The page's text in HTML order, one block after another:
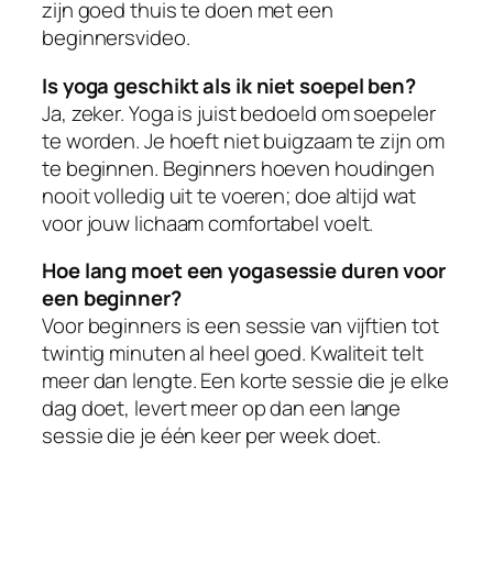
zijn goed thuis te doen met een
beginnersvideo.
Is yoga geschikt als ik niet soepel ben?
Ja, zeker. Yoga is juist bedoeld om soepeler
te worden. Je hoeft niet buigzaam te zijn om
te beginnen. Beginners hoeven houdingen
nooit volledig uit te voeren; doe altijd wat
voor jouw lichaam comfortabel voelt.
Hoe lang moet een yogasessie duren voor
een beginner?
Voor beginners is een sessie van vijftien tot
twintig minuten al heel goed. Kwaliteit telt
meer dan lengte. Een korte sessie die je elke
dag doet, levert meer op dan een lange
sessie die je één keer per week doet.